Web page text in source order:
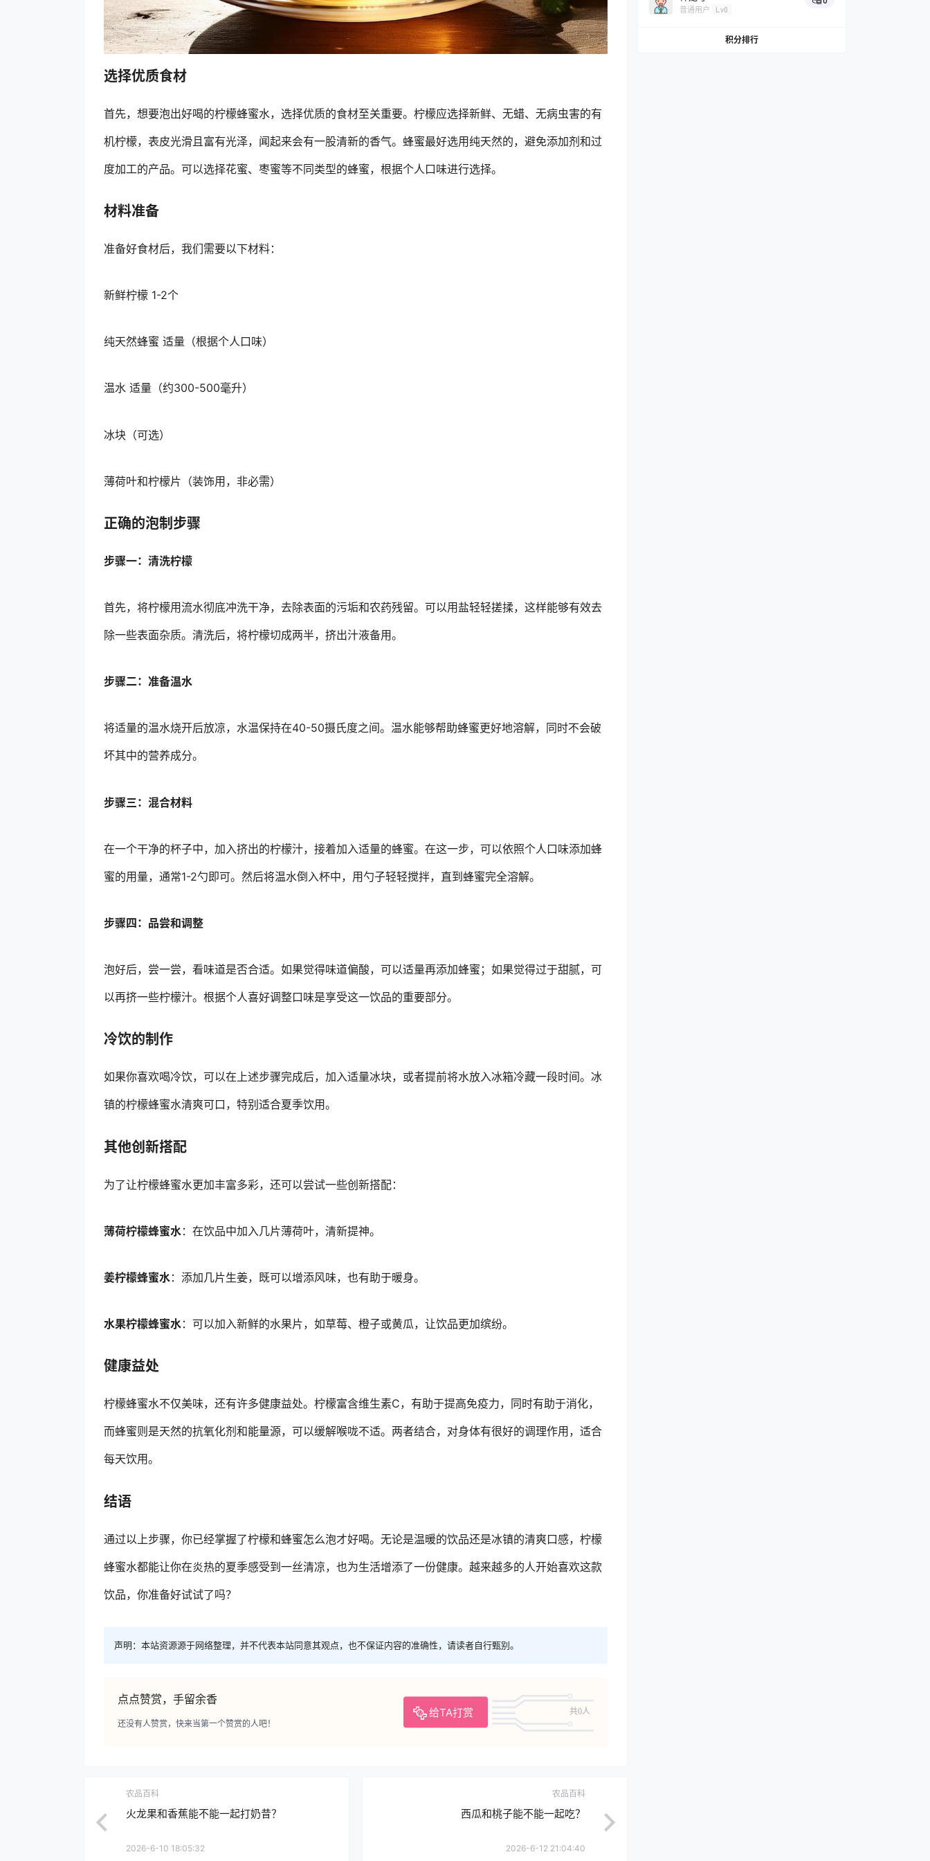
选择优质食材
首先，想要泡出好喝的柠檬蜂蜜水，选择优质的食材至关重要。柠檬应选择新鲜、无蜡、无病虫害的有
机柠檬，表皮光滑且富有光泽，闻起来会有一股清新的香气。蜂蜜最好选用纯天然的，避免添加剂和过
度加工的产品。可以选择花蜜、枣蜜等不同类型的蜂蜜，根据个人口味进行选择。
材料准备
准备好食材后，我们需要以下材料：
新鲜柠檬 1-2个
纯天然蜂蜜 适量（根据个人口味）
温水 适量（约300-500毫升）
冰块（可选）
薄荷叶和柠檬片（装饰用，非必需）
正确的泡制步骤
步骤一：清洗柠檬
首先，将柠檬用流水彻底冲洗干净，去除表面的污垢和农药残留。可以用盐轻轻搓揉，这样能够有效去
除一些表面杂质。清洗后，将柠檬切成两半，挤出汁液备用。
步骤二：准备温水
将适量的温水烧开后放凉，水温保持在40-50摄氏度之间。温水能够帮助蜂蜜更好地溶解，同时不会破
坏其中的营养成分。
步骤三：混合材料
在一个干净的杯子中，加入挤出的柠檬汁，接着加入适量的蜂蜜。在这一步，可以依照个人口味添加蜂
蜜的用量，通常1-2勺即可。然后将温水倒入杯中，用勺子轻轻搅拌，直到蜂蜜完全溶解。
步骤四：品尝和调整
泡好后，尝一尝，看味道是否合适。如果觉得味道偏酸，可以适量再添加蜂蜜；如果觉得过于甜腻，可
以再挤一些柠檬汁。根据个人喜好调整口味是享受这一饮品的重要部分。
冷饮的制作
如果你喜欢喝冷饮，可以在上述步骤完成后，加入适量冰块，或者提前将水放入冰箱冷藏一段时间。冰
镇的柠檬蜂蜜水清爽可口，特别适合夏季饮用。
其他创新搭配
为了让柠檬蜂蜜水更加丰富多彩，还可以尝试一些创新搭配：
薄荷柠檬蜂蜜水：在饮品中加入几片薄荷叶，清新提神。
姜柠檬蜂蜜水：添加几片生姜，既可以增添风味，也有助于暖身。
水果柠檬蜂蜜水：可以加入新鲜的水果片，如草莓、橙子或黄瓜，让饮品更加缤纷。
健康益处
柠檬蜂蜜水不仅美味，还有许多健康益处。柠檬富含维生素C，有助于提高免疫力，同时有助于消化，
而蜂蜜则是天然的抗氧化剂和能量源，可以缓解喉咙不适。两者结合，对身体有很好的调理作用，适合
每天饮用。
结语
通过以上步骤，你已经掌握了柠檬和蜂蜜怎么泡才好喝。无论是温暖的饮品还是冰镇的清爽口感，柠檬
蜂蜜水都能让你在炎热的夏季感受到一丝清凉，也为生活增添了一份健康。越来越多的人开始喜欢这款
饮品，你准备好试试了吗？
声明：本站资源源于网络整理，并不代表本站同意其观点，也不保证内容的准确性，请读者自行甄别。
点点赞赏，手留余香
给TA打赏 共0人
还没有人赞赏，快来当第一个赞赏的人吧！
农品百科
火龙果和香蕉能不能一起打奶昔？
2026-6-10 18:05:32
农品百科
西瓜和桃子能不能一起吃？
2026-6-12 21:04:40
普通用户 Lv0
积分排行